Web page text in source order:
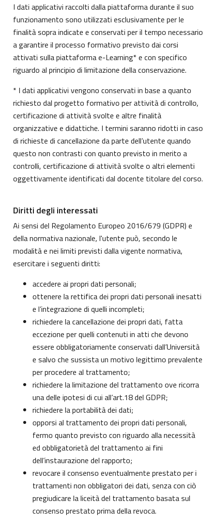
I dati applicativi raccolti dalla piattaforma durante il suo
funzionamento sono utilizzati esclusivamente per le
finalità sopra indicate e conservati per il tempo necessario
a garantire il processo formativo previsto dai corsi
attivati sulla piattaforma e-Learning* e con specifico
riguardo al principio di limitazione della conservazione.
* I dati applicativi vengono conservati in base a quanto
richiesto dal progetto formativo per attività di controllo,
certificazione di attività svolte e altre finalità
organizzative e didattiche. I termini saranno ridotti in caso
di richieste di cancellazione da parte dell’utente quando
questo non contrasti con quanto previsto in merito a
controlli, certificazione di attività svolte o altri elementi
oggettivamente identificati dal docente titolare del corso.
Diritti degli interessati
Ai sensi del Regolamento Europeo 2016/679 (GDPR) e
della normativa nazionale, l'utente può, secondo le
modalità e nei limiti previsti dalla vigente normativa,
esercitare i seguenti diritti:
accedere ai propri dati personali;
ottenere la rettifica dei propri dati personali inesatti
e l’integrazione di quelli incompleti;
richiedere la cancellazione dei propri dati, fatta
eccezione per quelli contenuti in atti che devono
essere obbligatoriamente conservati dall’Università
e salvo che sussista un motivo legittimo prevalente
per procedere al trattamento;
richiedere la limitazione del trattamento ove ricorra
una delle ipotesi di cui all’art.18 del GDPR;
richiedere la portabilità dei dati;
opporsi al trattamento dei propri dati personali,
fermo quanto previsto con riguardo alla necessità
ed obbligatorietà del trattamento ai fini
dell’instaurazione del rapporto;
revocare il consenso eventualmente prestato per i
trattamenti non obbligatori dei dati, senza con ciò
pregiudicare la liceità del trattamento basata sul
consenso prestato prima della revoca.